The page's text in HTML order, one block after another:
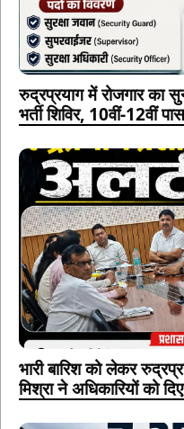
रुद्रप्रयाग में रोजगार का
भर्ती शिविर, 10वीं-12वीं
भारी बारिश को लेकर
मिश्रा ने अधिकारियों को